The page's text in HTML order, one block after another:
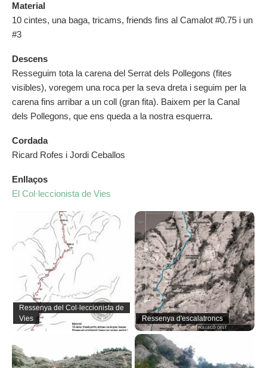
Material
10 cintes, una baga, tricams, friends fins al Camalot #0.75 i un
#3
Descens
Resseguim tota la carena del Serrat dels Pollegons (fites
visibles), voregem una roca per la seva dreta i seguim per la
carena fins arribar a un coll (gran fita). Baixem per la Canal
dels Pollegons, que ens queda a la nostra esquerra.
Cordada
Ricard Rofes i Jordi Ceballos
Enllaços
El Col·leccionista de Vies
Ressenya del Col·leccionista de
Vies
Ressenya d'escalatroncs